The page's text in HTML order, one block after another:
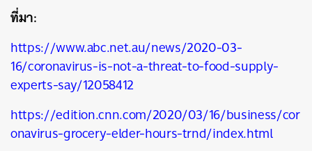
ที่มา:
https://www.abc.net.au/news/2020-03-
16/coronavirus-is-not-a-threat-to-food-supply-
experts-say/12058412
https://edition.cnn.com/2020/03/16/business/cor
onavirus-grocery-elder-hours-trnd/index.html
ค้นหา
SHARE TWEET